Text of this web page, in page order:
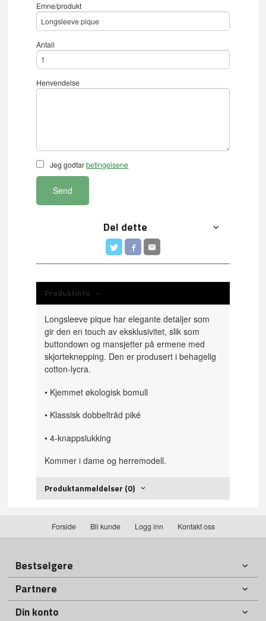
Emne/produkt
Antall
Henvendelse
Jeg godtarbetingelsene
Send
Del dette
Produktinfo
Longsleeve pique har elegante detaljer som
gir den en touch av eksklusivitet, slik som
buttondown og mansjetter på ermene med
skjorteknepping. Den er produsert i behagelig
cotton-lycra.
• Kjemmet økologisk bomull
• Klassisk dobbeltråd piké
• 4-knappslukking
Kommer i dame og herremodell.
Produktanmeldelser (0)
Forside Bli kunde Logg inn Kontakt oss
Bestselgere
Partnere
Din konto